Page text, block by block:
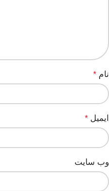
نام *
ایمیل *
وب‌ سایت